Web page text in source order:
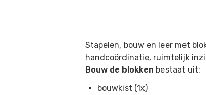
Stapelen, bouw en leer met
handcoördinatie, ruimtelijk
Bouw de blokken bestaat uit:
bouwkist (1x)